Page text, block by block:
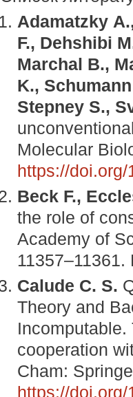
Adamatzky А
F., Dehshibi
Marchal B.,
K.,
Stepney S.,
Molecular
https://
Beck F.,
the role of
Academy of
Calude C. S.
Theory and
cooperation
Cham:
https://doi.org/